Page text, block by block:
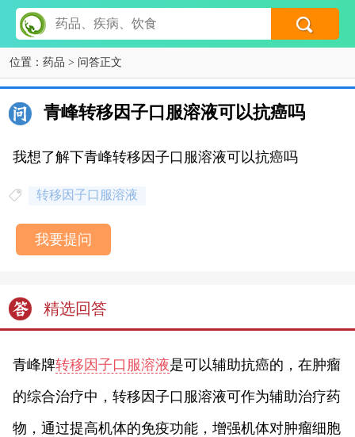
位置： 药品 > 问答正文
青峰转移因子口服溶液可以抗癌吗
我想了解下青峰转移因子口服溶液可以抗癌吗
转移因子口服溶液
我要提问
精选回答
青峰牌转移因子口服溶液是可以辅助抗癌的，在肿瘤
的综合治疗中，转移因子口服溶液可作为辅助治疗药
物，通过提高机体的免疫功能，增强机体对肿瘤细胞